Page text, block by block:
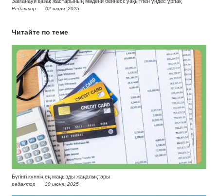
Редактор 02 июля, 2025
Читайте по теме
Бүгінгі күннің ең маңызды жаңалықтары
редактор 30 июня, 2025